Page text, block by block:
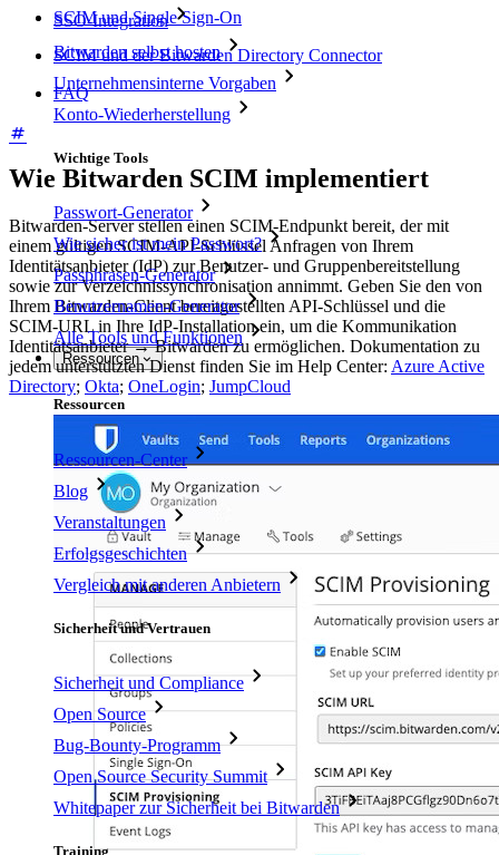
SSO-Integration
Bitwarden selbst hosten
Unternehmensinterne Vorgaben
Konto-Wiederherstellung
Wichtige Tools
Passwort-Generator
Wie sicher ist mein Passwort?
Passphrasen-Generator
Benutzernamen-Generator
Alle Tools und Funktionen
Ressourcen
Ressourcen
Ressourcen-Center
Blog
Veranstaltungen
Erfolgsgeschichten
Vergleich mit anderen Anbietern
Sicherheit und Vertrauen
Sicherheit und Compliance
Open Source
Bug-Bounty-Programm
Open Source Security Summit
Whitepaper zur Sicherheit bei Bitwarden
Training
SCIM und Single Sign-On
SCIM und der Bitwarden Directory Connector
FAQ
Wie Bitwarden SCIM implementiert
Bitwarden-Server stellen einen SCIM-Endpunkt bereit, der mit
einem gültigen SCIM-API-Schlüssel Anfragen von Ihrem
Identitätsanbieter (IdP) zur Benutzer- und Gruppenbereitstellung
sowie zur Verzeichnissynchronisation annimmt. Geben Sie den von
Ihrem Bitwarden-Client bereitgestellten API-Schlüssel und die
SCIM-URL in Ihre IdP-Installation ein, um die Kommunikation
Identitätsanbieter → Bitwarden zu ermöglichen. Dokumentation zu
jedem unterstützten Dienst finden Sie im Help Center: Azure Active
Directory; Okta; OneLogin; JumpCloud